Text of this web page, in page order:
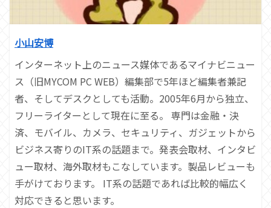
小山安博
インターネット上のニュース媒体であるマイナビニュー
ス（旧MYCOM PC WEB）編集部で5年ほど編集者兼記
者、そしてデスクとしても活動。2005年6月から独立、
フリーライターとして現在に至る。 専門は金融・決
済、モバイル、カメラ、セキュリティ、ガジェットから
ビジネス寄りのIT系の話題まで。発表会取材、インタビ
ュー取材、海外取材もこなしています。製品レビューも
手がけております。 IT系の話題であれば比較的幅広く
対応できると思います。